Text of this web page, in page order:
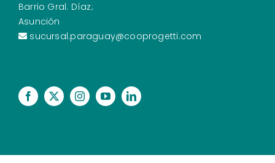
Barrio Gral. Díaz;
Asunción
sucursal.paraguay@cooprogetti.com